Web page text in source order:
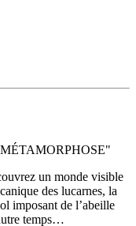
un monde visible
des lucarnes, la
imposant de l’abeille
temps…